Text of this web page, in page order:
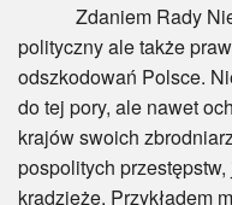
Zdaniem Rady
polityczny ale także
odszkodowań Polsce.
do tej pory, ale nawet
krajów swoich
pospolitych przestępstw,
kradzieże. Przykładem